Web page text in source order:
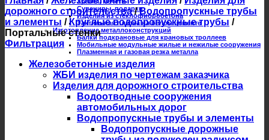
Сувениры, подарки
Изделия из стеклофибробетона
Тактильная плитка на белом цементе
Изготовление металлоконструкций
Балки подкрановые для крановых троллеев
Мобильные модульные жилые и нежилые сооружения
Плазменная и газовая резка металла
дорожного строительства / Водопропускные трубы
и элементы / Круглые водопропускные трубы /
Портальные стенки
Фильтрация
Железобетонные изделия
ЖБИ изделия по чертежам заказчика
Изделия для дорожного строительства
Водоотводные сооружения
автомобильных дорог
Водопропускные трубы и элементы
Водопропускные дорожные